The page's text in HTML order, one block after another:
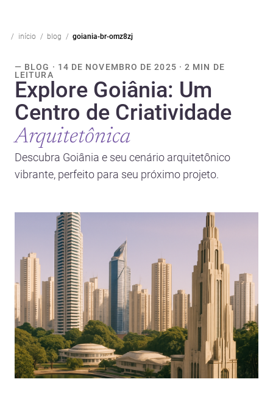
início blog goiania-br-omz8zj
— BLOG · 14 DE NOVEMBRO DE 2025 · 2 MIN DE
LEITURA
Explore Goiânia: Um
Centro de Criatividade
Arquitetônica
Descubra Goiânia e seu cenário arquitetônico
vibrante, perfeito para seu próximo projeto.